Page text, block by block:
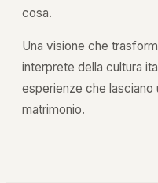
cosa.
Una visione che
interprete della cultura
esperienze che lasciano
matrimonio.